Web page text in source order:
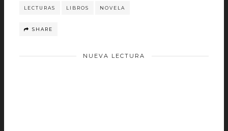
LECTURAS LIBROS NOVELA
SHARE
NUEVA LECTURA